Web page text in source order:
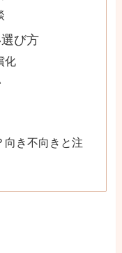
び方
化
向き不向きと注